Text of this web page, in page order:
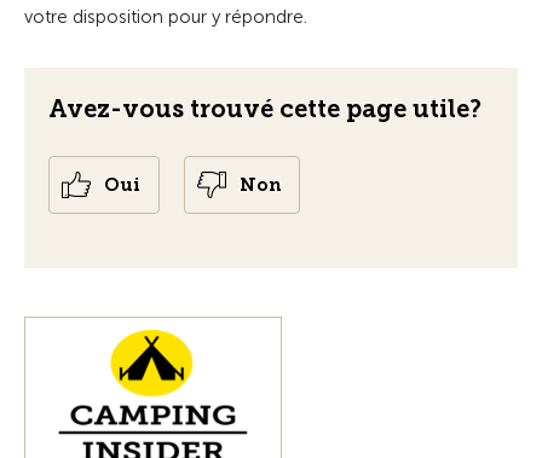
votre disposition pour y répondre.
Avez-vous trouvé cette page utile?
Oui Non